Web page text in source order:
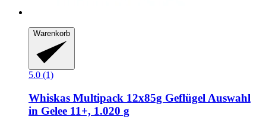
Warenkorb
5.0 (1)
Whiskas Multipack 12x85g Geflügel Auswahl
in Gelee 11+, 1.020 g